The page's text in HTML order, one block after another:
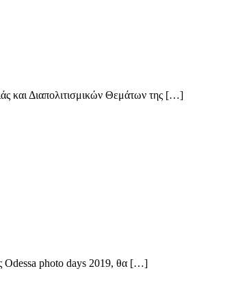
και Διαπολιτισμικών Θεμάτων της […]
Odessa photo days 2019, θα […]